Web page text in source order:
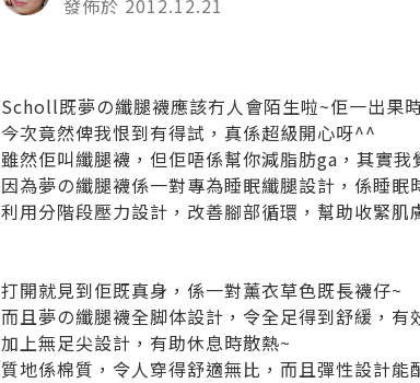
發佈於 2012.12.21
Scholl既夢の纖腿襪應該冇人會陌生啦~佢一出果
今次竟然俾我恨到有得試，真係超級開心呀^^
雖然佢叫纖腿襪，但佢唔係幫你減脂肪ga，其實
因為夢の纖腿襪係一對專為睡眠纖腿設計，係睡眠
利用分階段壓力設計，改善腳部循環，幫助收緊肌
打開就見到佢既真身，係一對薰衣草色既長襪仔~
而且夢の纖腿襪全脚体設計，令全足得到舒緩，有
加上無足尖設計，有助休息時散熱~
質地係棉質，令人穿得舒適無比，而且彈性設計能